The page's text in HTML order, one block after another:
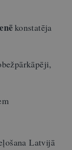
konstatēja
Latvijā